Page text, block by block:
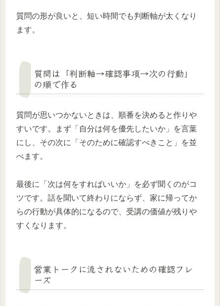
質問の形が良いと、短い時間でも判断軸が太くなり
ます。
質問は「判断軸→確認事項→次の行動」
の順で作る
質問が思いつかないときは、順番を決めると作りや
すいです。まず「自分は何を優先したいか」を言葉
にし、その次に「そのために確認すべきこと」を並
べます。
最後に「次は何をすればいいか」を必ず聞くのがコ
ツです。話を聞いて終わりにならず、家に帰ってか
らの行動が具体的になるので、受講の価値が残りや
すくなります。
営業トークに流されないための確認フレ
ーズ